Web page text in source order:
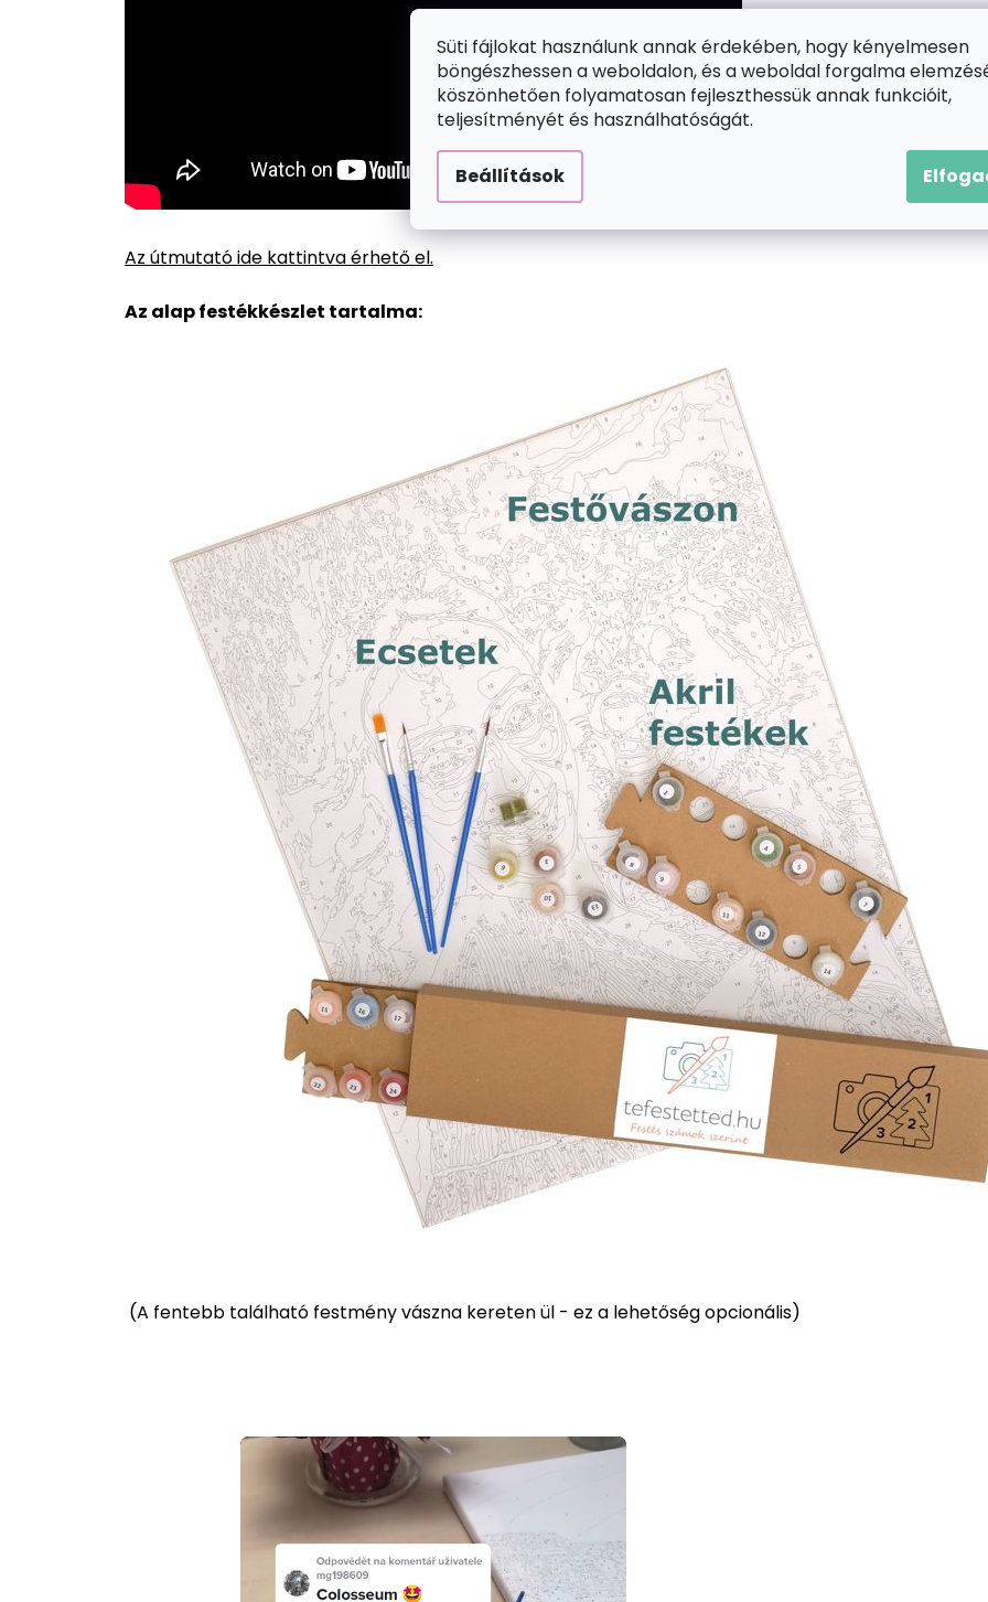
Süti fájlokat használunk annak érdekében, hogy kényelmesen
böngészhessen a weboldalon, és a weboldal forgalma
köszönhetően folyamatosan fejleszthessük annak funkcióit,
teljesítményét és használhatóságát.
Beállítások
Az útmutató ide kattintva érhető el.
Az alap festékkészlet tartalma:
(A fentebb található festmény vászna kereten ül - ez a lehetőség opcionális)